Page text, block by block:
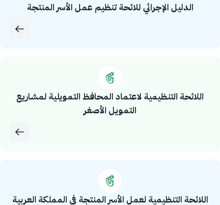
الدليل الإجرائي للائحة تنظيم عمل الأسر المنتجة
اللائحة التنظيمية لاعتماد المحافظ التمويلية لمشاريع
التمويل الأصغر
اللائحة التنظيمية لعمل الأسر المنتجة في المملكة العربية